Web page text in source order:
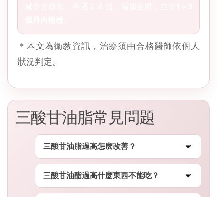
＊本文為衛教資訊，治療須由合格醫師依個人
狀況判定。
三酸甘油脂常見問題
三酸甘油脂過高怎麼改善？
建議先從減少含糖飲料、停酒、增加運
動著手，多數人在 1～3 個月內能觀察
到改善趨勢。若持續偏高，建議由醫師
三酸甘油酯過高什麼東西不能吃？
建議避免含糖飲料、果汁、甜食、精緻